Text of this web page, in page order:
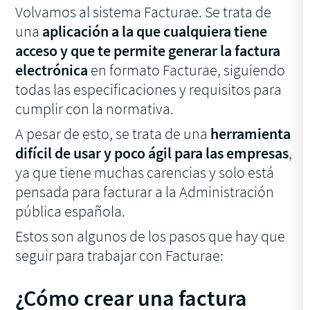
Volvamos al sistema Facturae. Se trata de
una aplicación a la que cualquiera tiene
acceso y que te permite generar la factura
electrónica en formato Facturae, siguiendo
todas las especificaciones y requisitos para
cumplir con la normativa.
A pesar de esto, se trata de una herramienta
difícil de usar y poco ágil para las empresas,
ya que tiene muchas carencias y solo está
pensada para facturar a la Administración
pública española.
Estos son algunos de los pasos que hay que
seguir para trabajar con Facturae:
¿Cómo crear una factura